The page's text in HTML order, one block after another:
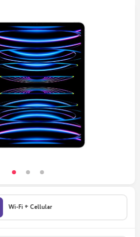
Wi-Fi + Cellular